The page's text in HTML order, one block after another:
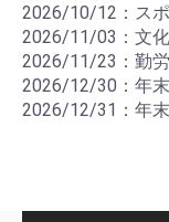
2026/10/12：ス
2026/11/03：文
2026/11/23：勤
2026/12/30：年
2026/12/31：年